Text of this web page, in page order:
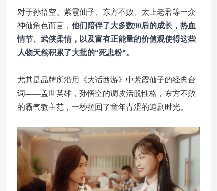
对于孙悟空、紫霞仙子、东方不败、太上老君等一众
神仙角色而言， 他们陪伴了大多数90后的成长，热血
情节、武侠柔情，以及富有正能量的价值观使得这些
人物天然积累了大批的“死忠粉”。
尤其是品牌所沿用《大话西游》中紫霞仙子的经典台
词——盖世英雄，孙悟空的调皮活脱性格，东方不败
的霸气教主范，一秒拉回了童年青涩的追剧时光。